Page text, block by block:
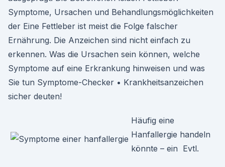
Symptome, Ursachen und Behandlungsmöglichkeiten
der Eine Fettleber ist meist die Folge falscher
Ernährung. Die Anzeichen sind nicht einfach zu
erkennen. Was die Ursachen sein können, welche
Symptome auf eine Erkrankung hinweisen und was
Sie tun Symptome-Checker • Krankheitsanzeichen
sicher deuten!
Häufig eine
Hanfallergie handeln
könnte – ein Evtl.